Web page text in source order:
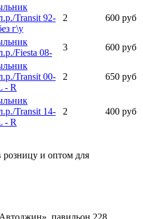
Transit 92-
г\у
2 600 руб
Fiesta 08-
3 600 руб
Transit 00-
- R
2 650 руб
Transit 14-
- R
2 400 руб
розницу и оптом для
павильон 228